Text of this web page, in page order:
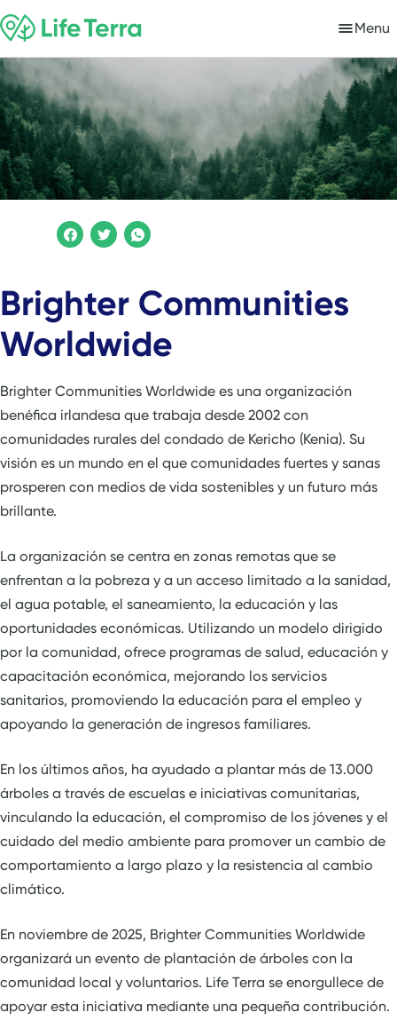
Menu
Brighter Communities
Worldwide
Brighter Communities Worldwide es una organización
benéfica irlandesa que trabaja desde 2002 con
comunidades rurales del condado de Kericho (Kenia). Su
visión es un mundo en el que comunidades fuertes y sanas
prosperen con medios de vida sostenibles y un futuro más
brillante.
La organización se centra en zonas remotas que se
enfrentan a la pobreza y a un acceso limitado a la sanidad,
el agua potable, el saneamiento, la educación y las
oportunidades económicas. Utilizando un modelo dirigido
por la comunidad, ofrece programas de salud, educación y
capacitación económica, mejorando los servicios
sanitarios, promoviendo la educación para el empleo y
apoyando la generación de ingresos familiares.
En los últimos años, ha ayudado a plantar más de 13.000
árboles a través de escuelas e iniciativas comunitarias,
vinculando la educación, el compromiso de los jóvenes y el
cuidado del medio ambiente para promover un cambio de
comportamiento a largo plazo y la resistencia al cambio
climático.
En noviembre de 2025, Brighter Communities Worldwide
organizará un evento de plantación de árboles con la
comunidad local y voluntarios. Life Terra se enorgullece de
apoyar esta iniciativa mediante una pequeña contribución.